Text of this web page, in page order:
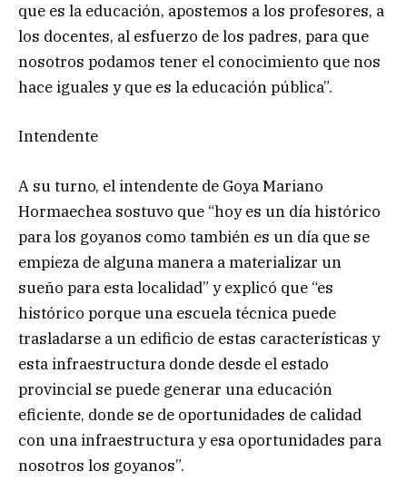
que es la educación, apostemos a los profesores, a
los docentes, al esfuerzo de los padres, para que
nosotros podamos tener el conocimiento que nos
hace iguales y que es la educación pública”.
Intendente
A su turno, el intendente de Goya Mariano
Hormaechea sostuvo que “hoy es un día histórico
para los goyanos como también es un día que se
empieza de alguna manera a materializar un
sueño para esta localidad” y explicó que “es
histórico porque una escuela técnica puede
trasladarse a un edificio de estas características y
esta infraestructura donde desde el estado
provincial se puede generar una educación
eficiente, donde se de oportunidades de calidad
con una infraestructura y esa oportunidades para
nosotros los goyanos”.